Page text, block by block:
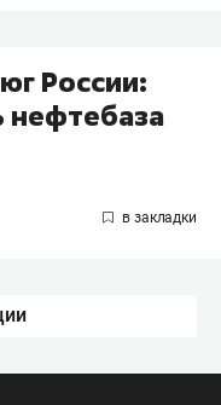
России:
нефтебаза